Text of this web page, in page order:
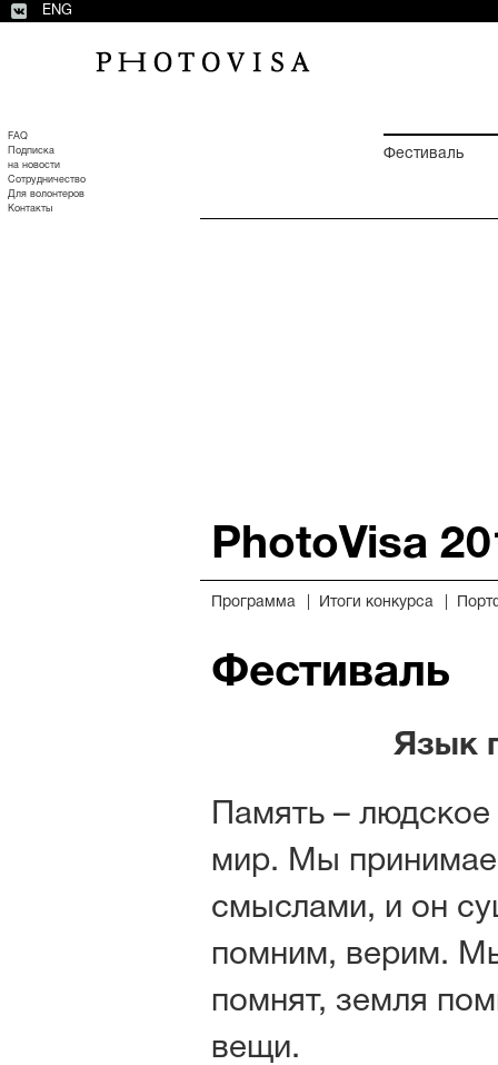
ENG
Фестиваль
FAQ
Подписка
на новости
Сотрудничество
Для волонтеров
Контакты
PhotoVisa
Программа Итоги конкурса
Фестиваль
Язык
Память –
мир. Мы
смыслами, и он
помним, верим.
помнят, земля
вещи.